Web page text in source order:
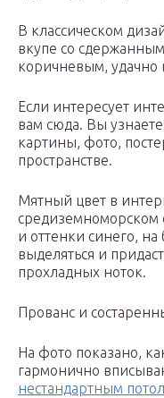
В классическом
вкупе со
коричневым, удачно
Если интересует
вам сюда. Вы
картины, фото,
пространстве.
Мятный цвет в
средиземноморском
и оттенки синего,
выделяться и
прохладных ноток.
Прованс и
На фото показано,
гармонично
нестандартным